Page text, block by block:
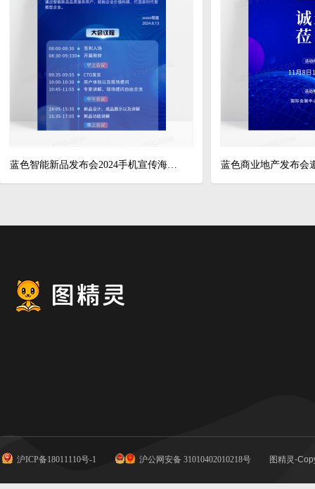
蓝色智能新品发布会2024手机宣传海报长图
沪ICP备18011110号-1 沪公网安备 31010402010218号 图精灵-